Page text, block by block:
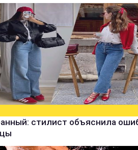
стилист объяснила